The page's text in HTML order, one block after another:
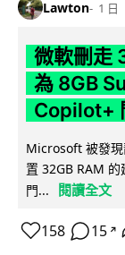
Lawton 1 日
微軟刪走
為 8GB
Copilot+
Microsoft 被發現
置 32GB RAM
門...
閱讀全文
158 15 ↗